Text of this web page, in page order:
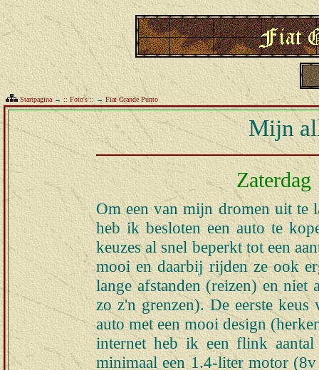
Startpagina → :: Foto's :: → Fiat Grande Punto
Mijn
Zaterdag
Om een van mijn dromen uit te
heb ik besloten een auto te
keuzes al snel beperkt tot een
mooi en daarbij rijden ze ook
lange afstanden (reizen) en
zo z'n grenzen). De eerste
auto met een mooi design
internet heb ik een flink
minimaal een 1.4-liter motor